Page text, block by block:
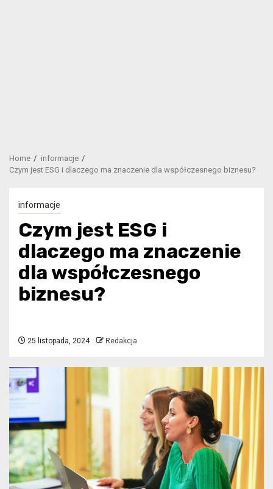
Home
informacje
Czym jest ESG i dlaczego ma znaczenie dla współczesnego biznesu?
informacje
Czym jest ESG i
dlaczego ma znaczenie
dla współczesnego
biznesu?
25 listopada, 2024 Redakcja